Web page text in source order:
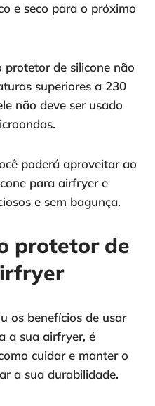
e seco para o próximo
de silicone não
superiores a 230
não deve ser usado
poderá aproveitar ao
para airfryer e
e sem bagunça.
protetor de
os benefícios de usar
a sua airfryer, é
cuidar e manter o
a sua durabilidade.